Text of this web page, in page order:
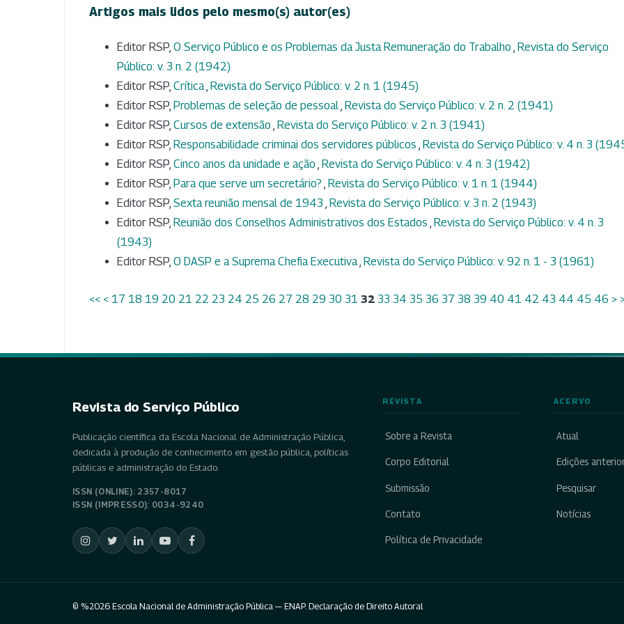
Artigos mais lidos pelo mesmo(s) autor(es)
Editor RSP, O Serviço Público e os Problemas da Justa Remuneração do Trabalho , Revista do Serviço
Público: v. 3 n. 2 (1942)
Editor RSP, Crítica, Revista do Serviço Público: v. 2 n. 1 (1945)
Editor RSP, Problemas de seleção de pessoal, Revista do Serviço Público: v. 2 n. 2 (1941)
Editor RSP, Cursos de extensão , Revista do Serviço Público: v. 2 n. 3 (1941)
Editor RSP, Responsabilidade criminai dos servidores públicos , Revista do Serviço Público: v. 4 n. 3
Editor RSP, Cinco anos da unidade e ação , Revista do Serviço Público: v. 4 n. 3 (1942)
Editor RSP, Para que serve um secretário? , Revista do Serviço Público: v. 1 n. 1 (1944)
Editor RSP, Sexta reunião mensal de 1943 , Revista do Serviço Público: v. 3 n. 2 (1943)
Editor RSP, Reunião dos Conselhos Administrativos dos Estados , Revista do Serviço Público: v. 4 n. 3
(1943)
Editor RSP, O DASP e a Suprema Chefia Executiva, Revista do Serviço Público: v. 92 n. 1 - 3 (1961)
<< < 17 18 19 20 21 22 23 24 25 26 27 28 29 30 31 32 33 34 35 36 37 38 39 40 41 42 43 44 45 46 >
Revista do Serviço Público
Publicação científica da Escola Nacional de Administração Pública,
dedicada à produção de conhecimento em gestão pública, políticas
públicas e administração do Estado.
ISSN (ONLINE): 2357-8017
ISSN (IMPRESSO): 0034-9240
REVISTA
Sobre a Revista
Corpo Editorial
Submissão
Contato
Política de Privacidade
ACERVO
Atual
Edições
Pesquisar
Notícias
© %2026 Escola Nacional de Administração Pública — ENAP. Declaração de Direito Autoral